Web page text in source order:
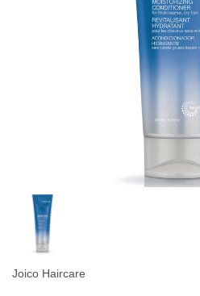
Joico Haircare